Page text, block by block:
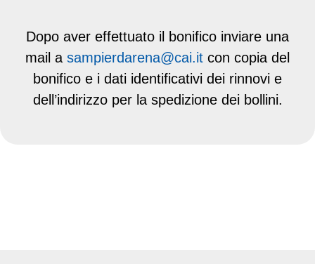
Dopo aver effettuato il bonifico inviare una
mail a sampierdarena@cai.it con copia del
bonifico e i dati identificativi dei rinnovi e
dell’indirizzo per la spedizione dei bollini.